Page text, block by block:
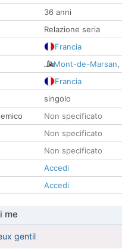
36 anni
Relazione seria
Francia
Mont-de-Marsan,
Francia
singolo
Non specificato
Non specificato
Non specificato
Accedi
Accedi
me
gentil